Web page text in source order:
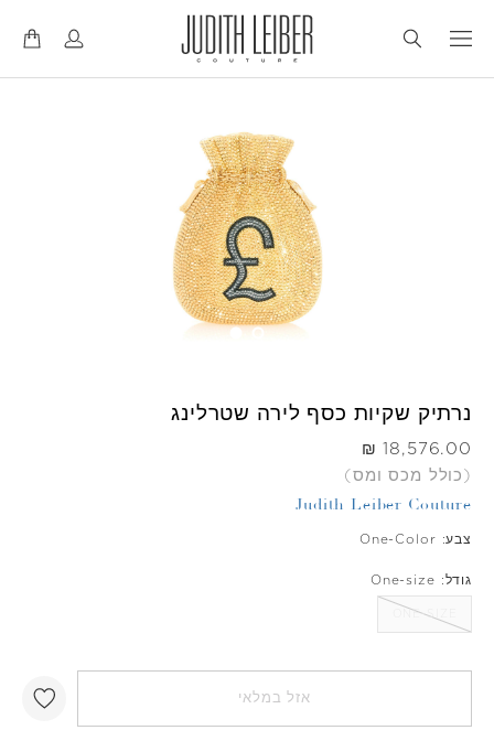
נרתיק שקיות כסף לירה שטרלינג
היה
(כולל מכס ומס)
Judith Leiber Couture
צבע: One-Color
גודל: One-size
ONE-SIZE
אזל במלאי